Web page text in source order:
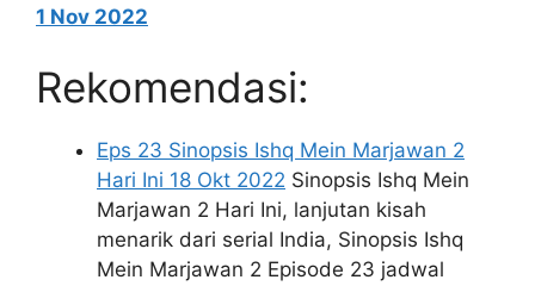
1 Nov 2022
Rekomendasi:
Eps 23 Sinopsis Ishq Mein Marjawan 2
Hari Ini 18 Okt 2022 Sinopsis Ishq Mein
Marjawan 2 Hari Ini, lanjutan kisah
menarik dari serial India, Sinopsis Ishq
Mein Marjawan 2 Episode 23 jadwal